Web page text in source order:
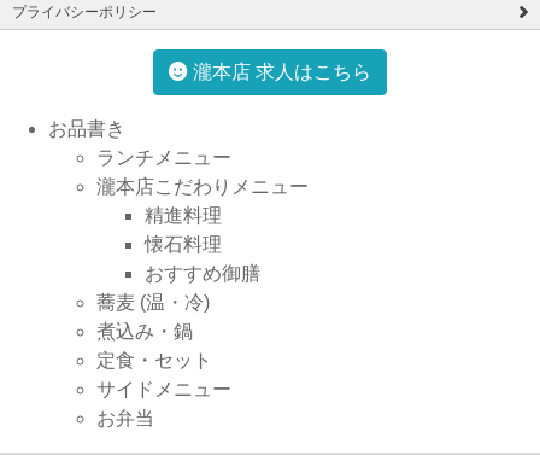
プライバシーポリシー
瀧本店 求人はこちら
お品書き
ランチメニュー
瀧本店こだわりメニュー
精進料理
懐石料理
おすすめ御膳
蕎麦 (温・冷)
煮込み・鍋
定食・セット
サイドメニュー
お弁当